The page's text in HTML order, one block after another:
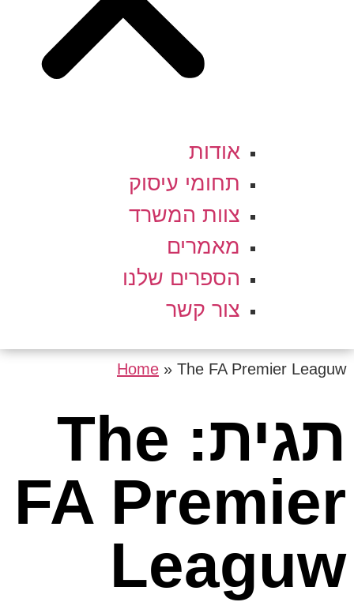
אודות
תחומי עיסוק
צוות המשרד
מאמרים
הספרים שלנו
צור קשר
Home » The FA Premier Leaguw
תגית: The
FA Premier
Leaguw